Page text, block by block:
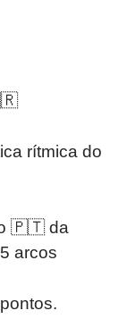
rítmica do
🇵🇹 da
arcos